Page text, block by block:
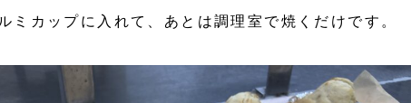
ミカップに入れて、あとは調理室で焼くだけです。